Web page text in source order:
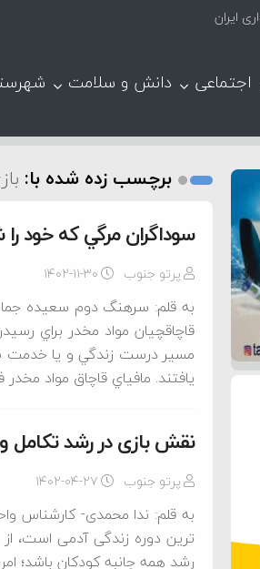
ایران
اجتماعی دانش و سلامت
برچسب زده شده با:
سوداگران مرگي که خود
پرتو جنوب ۱۴۰۲-۱۱-۳۰
به قلم: سرهنگ دوم سعيده
قاچاقچيان مواد مخدر براي
مسير درست زندگي و يا خدمت
يافتند. مافياي قاچاق مواد
نقش بازی در رشد تکامل
پرتو جنوب ۱۴۰۲-۰۴-۲۷
به قلم: ندا محمدی- کارشناس
ترین دوره زندگی آدمی است، از
رشد همه جانبه کودکان باشد؛